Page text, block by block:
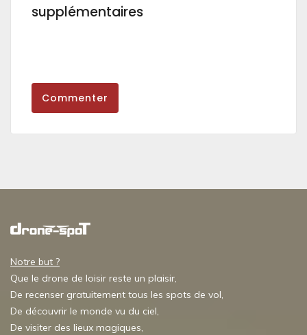
supplémentaires
Commenter
Notre but ?
Que le drone de loisir reste un plaisir,
De recenser gratuitement tous les spots de vol,
De découvrir le monde vu du ciel,
De visiter des lieux magiques,